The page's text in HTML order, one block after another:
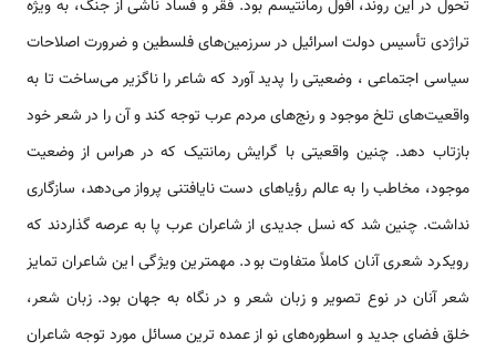
تحول در این روند، افول رمانتیسم بود. فقر و فساد ناشی از جنگ، به ویژه
تراژدی تأسیس دولت اسرائیل در سرزمین‌های فلسطین و ضرورت اصلاحات
سیاسی اجتماعی ، وضعیتی را پدید آورد که شاعر را ناگزیر می‌ساخت تا به
واقعیت‌های تلخ موجود و رنج‌های مردم عرب توجه کند و آن را در شعر خود
بازتاب دهد. چنین واقعیتی با گرایش رمانتیک که در هراس از وضعیت
موجود، مخاطب را به عالم رؤیاهای دست نایافتنی پرواز می‌دهد، سازگاری
نداشت. چنین شد که نسل جدیدی از شاعران عرب پا به عرصه گذاردند که
رویکرد شعری آنان کاملاً متفاوت بود. مهمترین ویژگی این شاعران تمایز
شعر آنان در نوع تصویر و زبان شعر و در نگاه به جهان بود. زبان شعر،
خلق فضای جدید و اسطوره‌های نو از عمده ­ترین مسائل مورد توجه شاعران